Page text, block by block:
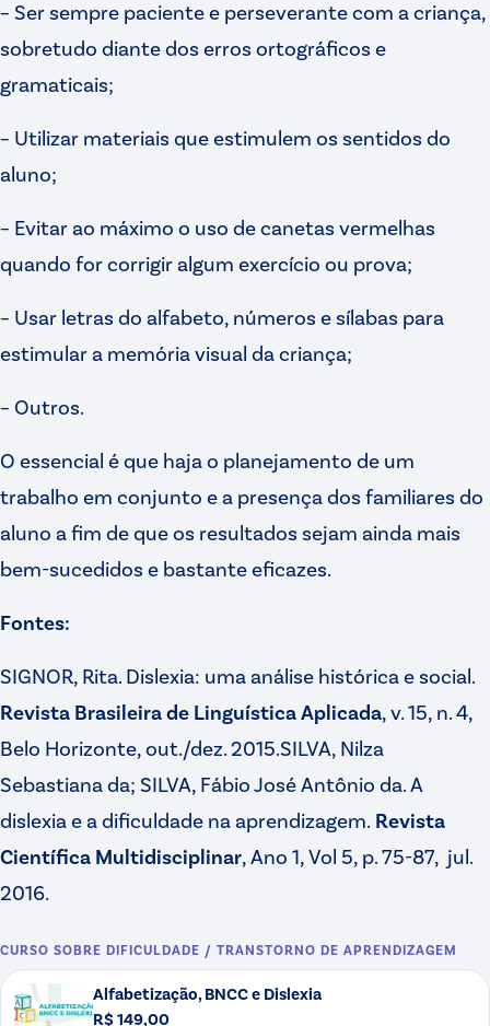
– Ser sempre paciente e perseverante com a criança,
sobretudo diante dos erros ortográficos e
gramaticais;
– Utilizar materiais que estimulem os sentidos do
aluno;
– Evitar ao máximo o uso de canetas vermelhas
quando for corrigir algum exercício ou prova;
– Usar letras do alfabeto, números e sílabas para
estimular a memória visual da criança;
– Outros.
O essencial é que haja o planejamento de um
trabalho em conjunto e a presença dos familiares do
aluno a fim de que os resultados sejam ainda mais
bem-sucedidos e bastante eficazes.
Fontes:
SIGNOR, Rita. Dislexia: uma análise histórica e social.
Revista Brasileira de Linguística Aplicada , v. 15, n. 4,
Belo Horizonte, out./dez. 2015.SILVA, Nilza
Sebastiana da; SILVA, Fábio José Antônio da. A
dislexia e a dificuldade na aprendizagem. Revista
Científica Multidisciplinar , Ano 1, Vol 5, p. 75-87, jul.
2016.
CURSO SOBRE DIFICULDADE / TRANSTORNO DE APRENDIZAGEM
Alfabetização, BNCC e Dislexia
R$ 149,00